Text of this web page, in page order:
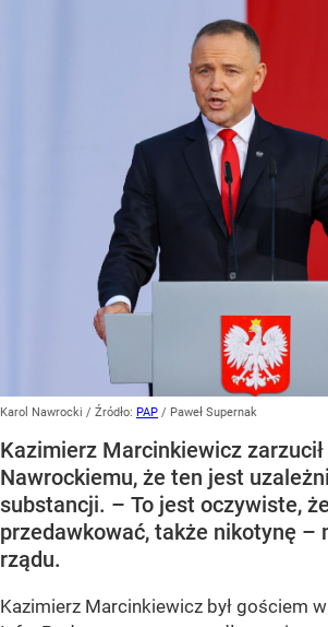
Karol Nawrocki / Źródło: PAP / Paweł Supernak
Kazimierz Marcinkiewicz
Nawrockiemu, że ten jest
substancji. – To jest oczywiste,
przedawkować, także nikotynę –
rządu.
Kazimierz Marcinkiewicz był gościem